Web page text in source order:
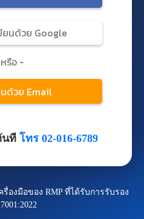
นที โทร 02-016-6789
รื่องมือของ RMP ที่ได้รับการรับรอง